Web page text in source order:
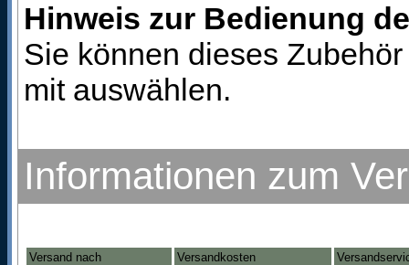
Hinweis zur Bedienung
Sie können dieses
mit auswählen.
Informationen zum
Versand nach Versandkosten